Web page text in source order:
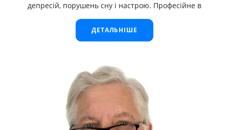
депресій, порушень сну і настрою. Професійне в
ДЕТАЛЬНІШЕ